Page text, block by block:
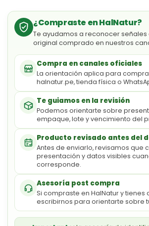
¿Compraste en HalNatur?
Te ayudamos a reconocer
original comprado en nuestros
Compra en canales oficiales
La orientación aplica para
halnatur.pe, tienda física o
Te guiamos en la revisión
Podemos orientarte sobre
empaque, lote y vencimiento del
Producto revisado antes del
Antes de enviarlo, revisamos que
presentación y datos visibles
corresponde.
Asesoría post compra
Si compraste en HalNatur y tienes
escribirnos para orientarte sobre